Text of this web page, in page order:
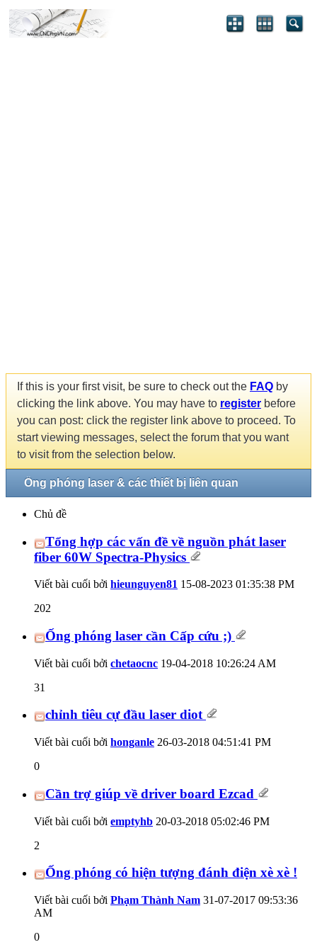
If this is your first visit, be sure to check out the FAQ by
clicking the link above. You may have to register before
you can post: click the register link above to proceed. To
start viewing messages, select the forum that you want
to visit from the selection below.
Ống phóng laser & các thiết bị liên quan
Chủ đề
Tổng hợp các vấn đề về nguồn phát laser
fiber 60W Spectra-Physics
Viết bài cuối bởi hieunguyen81 15-08-2023 01:35:38 PM
202
Ống phóng laser cần Cấp cứu ;)
Viết bài cuối bởi chetaocnc 19-04-2018 10:26:24 AM
31
chỉnh tiêu cự đầu laser diot
Viết bài cuối bởi honganle 26-03-2018 04:51:41 PM
0
Cần trợ giúp về driver board Ezcad
Viết bài cuối bởi emptyhb 20-03-2018 05:02:46 PM
2
Ống phóng có hiện tượng đánh điện xè xè !
Viết bài cuối bởi Phạm Thành Nam 31-07-2017 09:53:36
AM
0